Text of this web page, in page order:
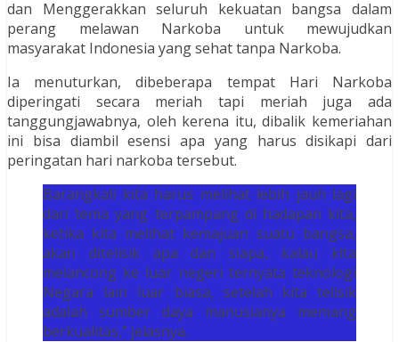
dan Menggerakkan seluruh kekuatan bangsa dalam
perang melawan Narkoba untuk mewujudkan
masyarakat Indonesia yang sehat tanpa Narkoba.
Ia menuturkan, dibeberapa tempat Hari Narkoba
diperingati secara meriah tapi meriah juga ada
tanggungjawabnya, oleh kerena itu, dibalik kemeriahan
ini bisa diambil esensi apa yang harus disikapi dari
peringatan hari narkoba tersebut.
Barangkali kita harus melihat lebih jauh lagi
dari tema yang terpampang di hadapan kita,
ketika kita melihat kemajuan suatu bangsa,
akan ditelisik apa dan siapa, kalau kita
melancong ke luar negeri ternyata teknologi
Negara lain luar biasa, setelah kita telisik
adalah sumber daya manusianya memang
berkualitas,” jelasnya.